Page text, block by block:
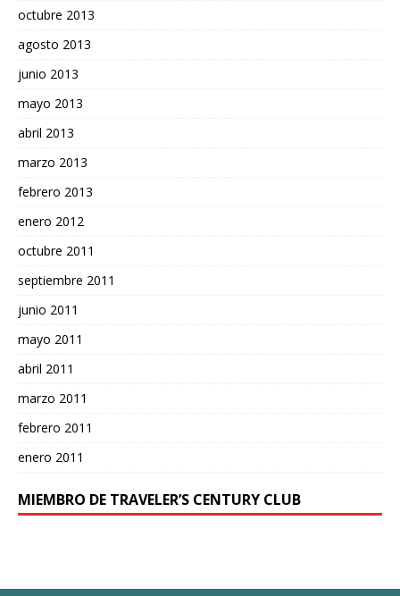
octubre 2013
agosto 2013
junio 2013
mayo 2013
abril 2013
marzo 2013
febrero 2013
enero 2012
octubre 2011
septiembre 2011
junio 2011
mayo 2011
abril 2011
marzo 2011
febrero 2011
enero 2011
MIEMBRO DE TRAVELER’S CENTURY CLUB